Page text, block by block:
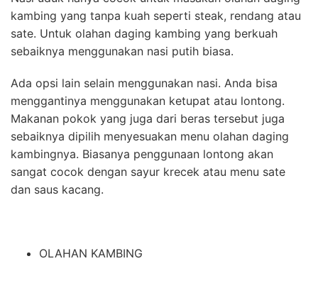
kambing yang tanpa kuah seperti steak, rendang atau
sate. Untuk olahan daging kambing yang berkuah
sebaiknya menggunakan nasi putih biasa.
Ada opsi lain selain menggunakan nasi. Anda bisa
menggantinya menggunakan ketupat atau lontong.
Makanan pokok yang juga dari beras tersebut juga
sebaiknya dipilih menyesuakan menu olahan daging
kambingnya. Biasanya penggunaan lontong akan
sangat cocok dengan sayur krecek atau menu sate
dan saus kacang.
OLAHAN KAMBING